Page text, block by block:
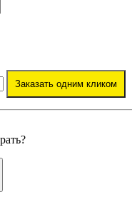
Заказать одним кликом